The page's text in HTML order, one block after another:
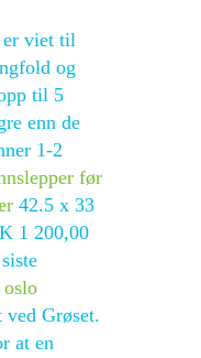
er viet til
og
til 5
enn de
1-2
før
42.5 x 33
1 200,00
oslo
ved Grøset.
at en